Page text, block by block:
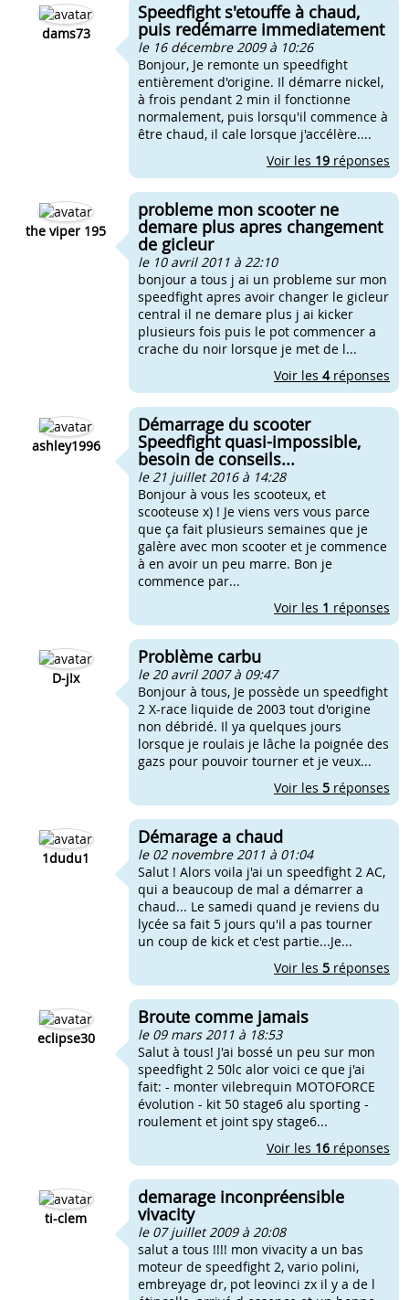
dams73
Speedfight s'etouffe à chaud,
puis redémarre immediatement
le 16 décembre 2009 à 10:26
Bonjour, Je remonte un speedfight
entièrement d'origine. Il démarre nickel,
à frois pendant 2 min il fonctionne
normalement, puis lorsqu'il commence à
être chaud, il cale lorsque j'accélère....
Voir les 19 réponses
the viper 195
probleme mon scooter ne
demare plus apres changement
de gicleur
le 10 avril 2011 à 22:10
bonjour a tous j ai un probleme sur mon
speedfight apres avoir changer le gicleur
central il ne demare plus j ai kicker
plusieurs fois puis le pot commencer a
crache du noir lorsque je met de l...
Voir les 4réponses
ashley1996
Démarrage du scooter
Speedfight quasi-impossible,
besoin de conseils...
le 21 juillet 2016 à 14:28
Bonjour à vous les scooteux, et
scooteuse x) ! Je viens vers vous parce
que ça fait plusieurs semaines que je
galère avec mon scooter et je commence
à en avoir un peu marre. Bon je
commence par...
Voir les 1 réponses
D-j!x
Problème carbu
le 20 avril 2007 à 09:47
Bonjour à tous, Je possède un speedfight
2 X-race liquide de 2003 tout d'origine
non débridé. Il ya quelques jours
lorsque je roulais je lâche la poignée des
gazs pour pouvoir tourner et je veux...
Voir les 5 réponses
1dudu1
Démarage a chaud
le 02 novembre 2011 à 01:04
Salut ! Alors voila j'ai un speedfight 2 AC,
qui a beaucoup de mal a démarrer a
chaud... Le samedi quand je reviens du
lycée sa fait 5 jours qu'il a pas tourner
un coup de kick et c'est partie...Je...
Voir les 5 réponses
eclipse30
Broute comme jamais
le 09 mars 2011 à 18:53
Salut à tous! J'ai bossé un peu sur mon
speedfight 2 50lc alor voici ce que j'ai
fait: - monter vilebrequin MOTOFORCE
évolution - kit 50 stage6 alu sporting -
roulement et joint spy stage6...
Voir les 16 réponses
ti-clem
demarage inconpréensible
vivacity
le 07 juillet 2009 à 20:08
salut a tous !!!! mon vivacity a un bas
moteur de speedfight 2, vario polini,
embreyage dr, pot leovinci zx il y a de l